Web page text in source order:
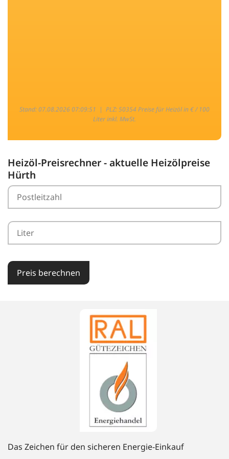
Stand: 07.08.2026 07:09:51 | PLZ: 50354 Preise für Heizöl in € / 100
Liter inkl. MwSt.
Heizöl-Preisrechner - aktuelle Heizölpreise
Hürth
Preis berechnen
Das Zeichen für den sicheren Energie-Einkauf